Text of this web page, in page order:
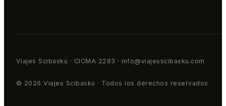
Viajes Scibasku · CICMA 2283 · info@viajesscibasku.com
© 2026 Viajes Scibasku · Todos los derechos reservados